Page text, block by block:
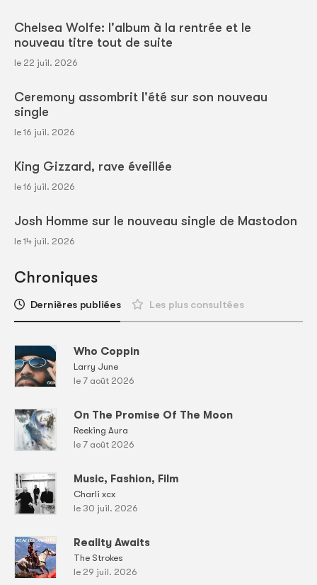
Chelsea Wolfe: l'album à la rentrée et le
nouveau titre tout de suite
le 22 juil. 2026
Ceremony assombrit l'été sur son nouveau
single
le 16 juil. 2026
King Gizzard, rave éveillée
le 16 juil. 2026
Josh Homme sur le nouveau single de Mastodon
le 14 juil. 2026
Chroniques
Dernières publiées Les plus consultées
Who Coppin
Larry June
le 7 août 2026
On The Promise Of The Moon
Reeking Aura
le 7 août 2026
Music, Fashion, Film
Charli xcx
le 30 juil. 2026
Reality Awaits
The Strokes
le 29 juil. 2026